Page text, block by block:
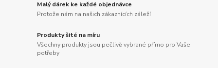
Malý dárek ke každé objednávce
Protože nám na našich zákaznících záleží
Produkty šité na míru
Všechny produkty jsou pečlivě vybrané přímo pro Vaše
potřeby